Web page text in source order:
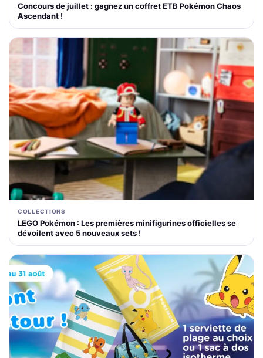
Concours de juillet : gagnez un coffret ETB Pokémon Chaos
Ascendant !
COLLECTIONS
LEGO Pokémon : Les premières minifigurines officielles se
dévoilent avec 5 nouveaux sets !